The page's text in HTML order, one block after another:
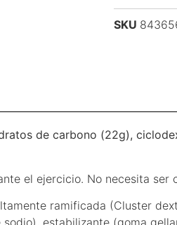
SKU
de carbono (22g),
el ejercicio. No necesita ser
ramificada (Cluster
estabilizante (goma